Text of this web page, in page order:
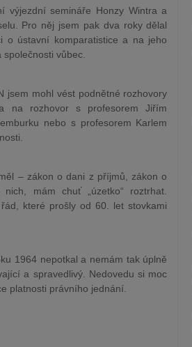
výjezdní semináře Honzy Wintra a
Pro něj jsem pak dva roky dělal
o ústavní komparatistice a na jeho
vůbec.
jsem mohl vést podnětné rozhovory
na rozhovor s profesorem Jiřím
nebo s profesorem Karlem
– zákon o dani z příjmů, zákon o
mám chuť „úzetko“ roztrhat.
které prošly od 60. let stovkami
1964 nepotkal a nemám tak úplně
a spravedlivý. Nedovedu si moc
platnosti právního jednání.